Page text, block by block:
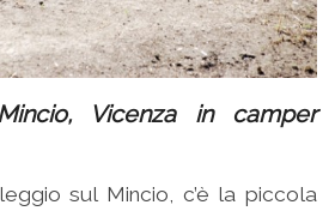
Vicenza in camper
sul Mincio, c’è la piccola